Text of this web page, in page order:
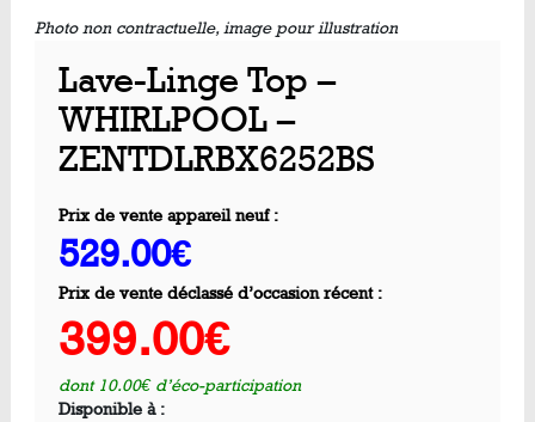
Photo non contractuelle, image pour illustration
Lave-Linge Top –
WHIRLPOOL –
ZENTDLRBX6252BS
Prix de vente appareil neuf :
529.00€
Prix de vente déclassé d’occasion récent :
399.00€
dont 10.00€ d’éco-participation
Disponible à :